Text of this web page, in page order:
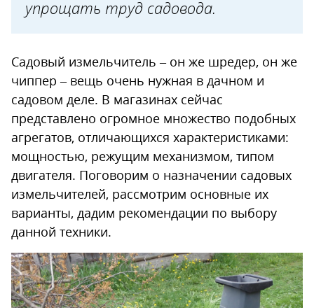
упрощать труд садовода.
Садовый измельчитель – он же шредер, он же
чиппер – вещь очень нужная в дачном и
садовом деле. В магазинах сейчас
представлено огромное множество подобных
агрегатов, отличающихся характеристиками:
мощностью, режущим механизмом, типом
двигателя. Поговорим о назначении садовых
измельчителей, рассмотрим основные их
варианты, дадим рекомендации по выбору
данной техники.